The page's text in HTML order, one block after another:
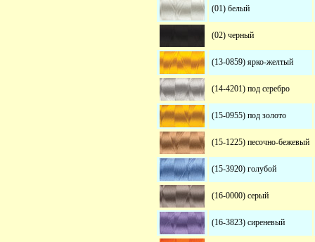
(01) белый
(02) черный
(13-0859) ярко-желтый
(14-4201) под серебро
(15-0955) под золото
(15-1225) песочно-бежевый
(15-3920) голубой
(16-0000) серый
(16-3823) сиреневый